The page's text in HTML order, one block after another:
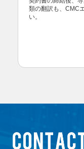
類の翻訳も、CMC
い。